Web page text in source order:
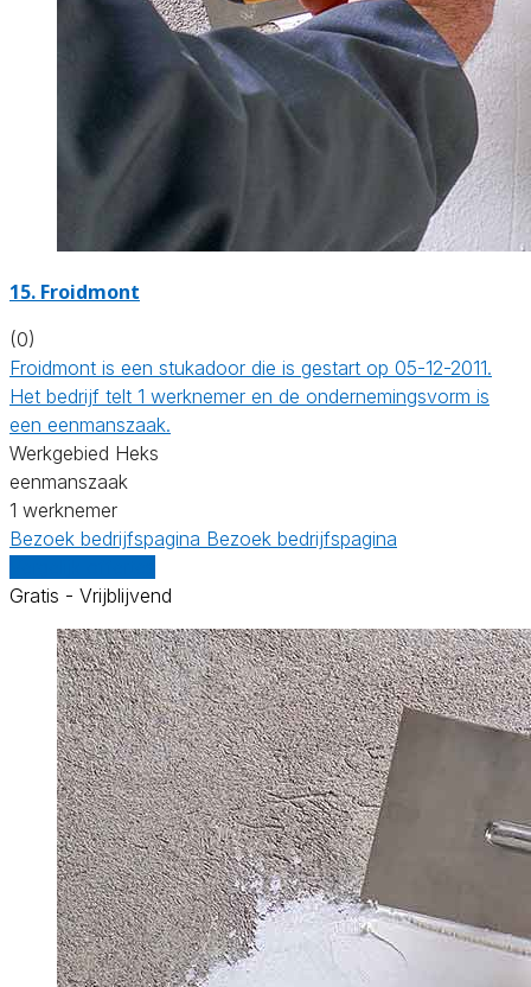
15. Froidmont
(0)
Froidmont is een stukadoor die is gestart op 05-12-2011.
Het bedrijf telt 1 werknemer en de ondernemingsvorm is
een eenmanszaak.
Werkgebied Heks
eenmanszaak
1 werknemer
Bezoek bedrijfspagina Bezoek bedrijfspagina
Gratis - Vrijblijvend